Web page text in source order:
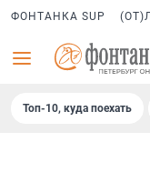
ФОНТАНКА SUP
Топ-10, куда поехать